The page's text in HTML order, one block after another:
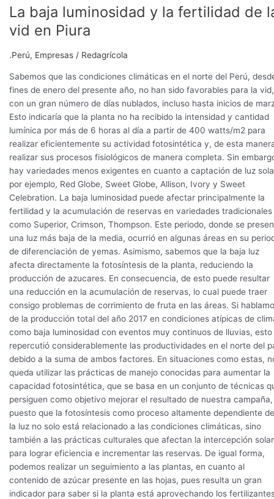
La baja luminosidad y la fertilidad de
vid en Piura
.Perú, Empresas / Redagrícola
Sabemos que las condiciones climáticas en el norte del Perú,
fines de enero del presente año, no han sido favorables para la vid,
con un gran número de días nublados, incluso hasta inicios de
Esto indicaría que la planta no ha recibido la intensidad y cantidad
lumínica por más de 6 horas al día a partir de 400 watts/m2 para
realizar eficientemente su actividad fotosintética y, de esta
realizar sus procesos fisiológicos de manera completa. Sin
hay variedades menos exigentes en cuanto a captación de luz
por ejemplo, Red Globe, Sweet Globe, Allison, Ivory y Sweet
Celebration. La baja luminosidad puede afectar principalmente la
fertilidad y la acumulación de reservas en variedades tradicionales
como Superior, Crimson, Thompson. Este periodo, donde se
una luz más baja de la media, ocurrió en algunas áreas en su
de diferenciación de yemas. Asimismo, sabemos que la baja luz
afecta directamente la fotosíntesis de la planta, reduciendo la
producción de azucares. En consecuencia, de esto puede resultar
una reducción en la acumulación de reservas, lo cual puede traer
consigo problemas de corrimiento de fruta en las áreas. Si
de la producción total del año 2017 en condiciones atípicas de
como baja luminosidad con eventos muy continuos de lluvias, esto
repercutió considerablemente las productividades en el norte del
debido a la suma de ambos factores. En situaciones como estas,
queda utilizar las prácticas de manejo conocidas para aumentar la
capacidad fotosintética, que se basa en un conjunto de técnicas
persiguen como objetivo mejorar el resultado de nuestra campaña,
puesto que la fotosíntesis como proceso altamente dependiente de
la luz no solo está relacionado a las condiciones climáticas, sino
también a las prácticas culturales que afectan la intercepción
para lograr eficiencia e incrementar las reservas. De igual forma,
podemos realizar un seguimiento a las plantas, en cuanto al
contenido de azúcar presente en las hojas, pues resulta un gran
indicador para saber si la planta está aprovechando los